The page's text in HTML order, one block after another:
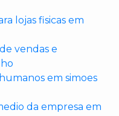
lojas fisicas em
vendas e
em simoes
da empresa em